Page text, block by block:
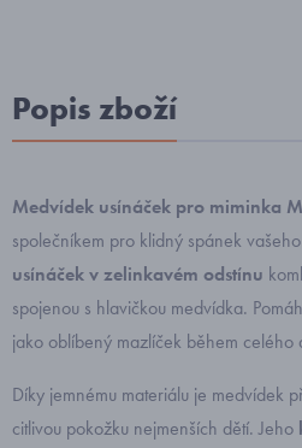
Popis zboží
Medvídek usínáček pro miminka
společníkem pro klidný spánek
usínáčekv zelinkavém odstínu
spojenou s hlavičkou medvídka.
jako oblíbený mazlíček během celého
Díky jemnému materiálu je medvídek
citlivou pokožku nejmenších dětí. Jeho